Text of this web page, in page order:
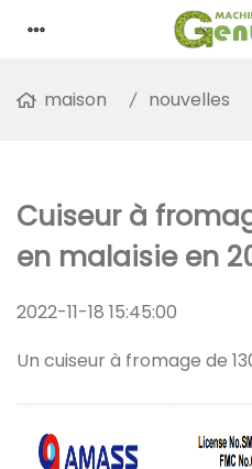
maison nouvelles
Cuiseur à
en malaisie en
2022-11-18 15:45:00
Un cuiseur à fromage de